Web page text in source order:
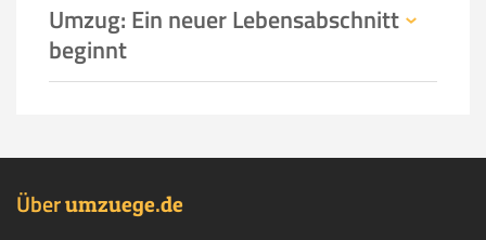
Umzug: Ein neuer Lebensabschnitt
beginnt
Überumzuege.de